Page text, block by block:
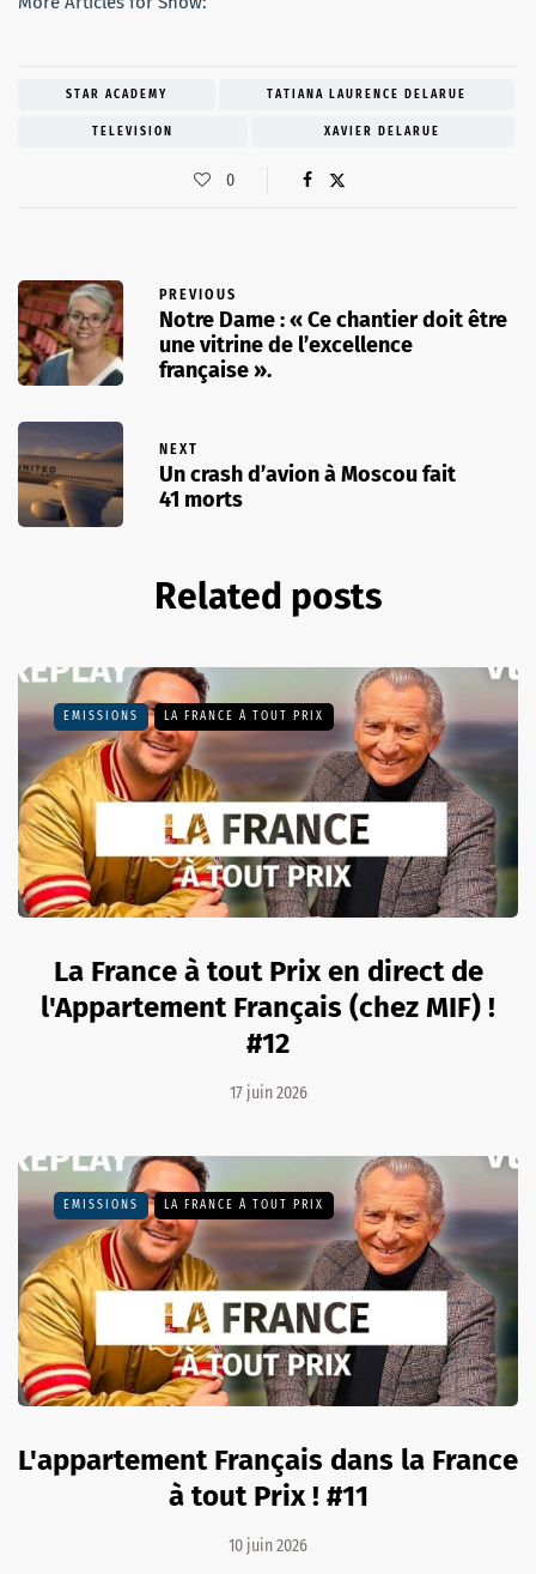
STAR ACADEMY TATIANA LAURENCE DELARUE
TELEVISION XAVIER DELARUE
0
PREVIOUS
Notre Dame : « Ce chantier doit être
une vitrine de l’excellence
française ».
NEXT
Un crash d’avion à Moscou fait
41 morts
Related posts
EMISSIONS LA FRANCE À TOUT PRIX
La France à tout Prix en direct de
l'Appartement Français (chez MIF) !
#12
17 juin 2026
EMISSIONS LA FRANCE À TOUT PRIX
L'appartement Français dans la France
à tout Prix ! #11
10 juin 2026